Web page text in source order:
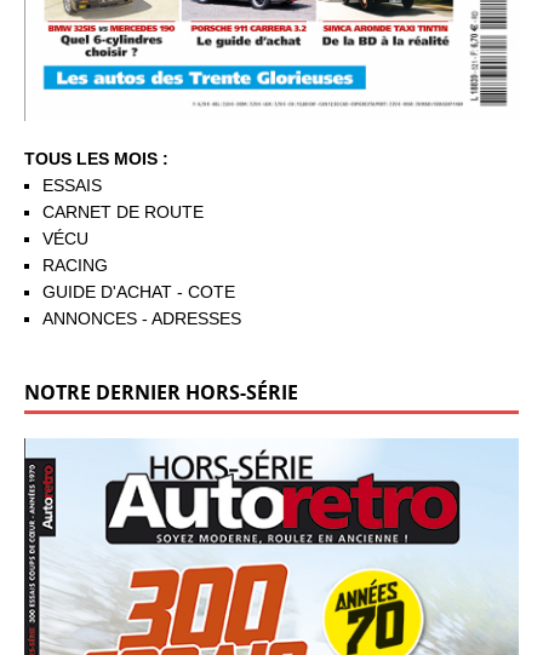
TOUS LES MOIS :
ESSAIS
CARNET DE ROUTE
VÉCU
RACING
GUIDE D'ACHAT - COTE
ANNONCES - ADRESSES
NOTRE DERNIER HORS-SÉRIE